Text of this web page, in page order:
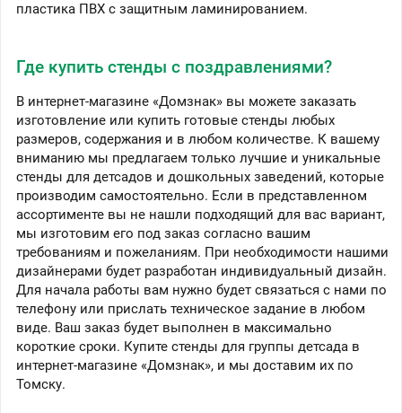
пластика ПВХ с защитным ламинированием.
Где купить стенды с поздравлениями?
В интернет-магазине «Домзнак» вы можете заказать
изготовление или купить готовые стенды любых
размеров, содержания и в любом количестве. К вашему
вниманию мы предлагаем только лучшие и уникальные
стенды для детсадов и дошкольных заведений, которые
производим самостоятельно. Если в представленном
ассортименте вы не нашли подходящий для вас вариант,
мы изготовим его под заказ согласно вашим
требованиям и пожеланиям. При необходимости нашими
дизайнерами будет разработан индивидуальный дизайн.
Для начала работы вам нужно будет связаться с нами по
телефону или прислать техническое задание в любом
виде. Ваш заказ будет выполнен в максимально
короткие сроки. Купите стенды для группы детсада в
интернет-магазине «Домзнак», и мы доставим их по
Томску.